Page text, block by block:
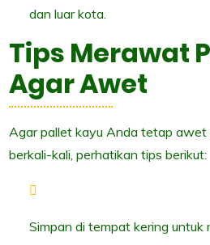
dan luar kota.
Tips Merawat
Agar Awet
Agar pallet kayu Anda tetap awet
berkali-kali, perhatikan tips berikut:
Simpan di tempat kering untuk